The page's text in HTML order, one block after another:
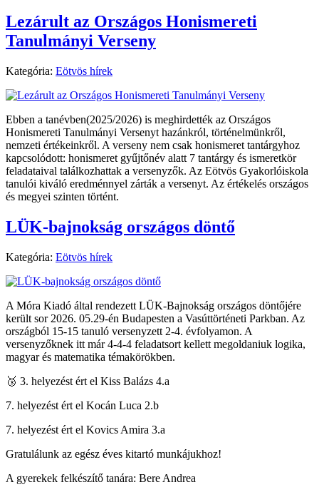
Lezárult az Országos Honismereti
Tanulmányi Verseny
Kategória: Eötvös hírek
Ebben a tanévben(2025/2026) is meghirdették az Országos
Honismereti Tanulmányi Versenyt hazánkról, történelmünkről,
nemzeti értékeinkről. A verseny nem csak honismeret tantárgyhoz
kapcsolódott: honismeret gyűjtőnév alatt 7 tantárgy és ismeretkör
feladataival találkozhattak a versenyzők. Az Eötvös Gyakorlóiskola
tanulói kiváló eredménnyel zárták a versenyt. Az értékelés országos
és megyei szinten történt.
LÜK-bajnokság országos döntő
Kategória: Eötvös hírek
A Móra Kiadó által rendezett LÜK-Bajnokság országos döntőjére
került sor 2026. 05.29-én Budapesten a Vasúttörténeti Parkban. Az
országból 15-15 tanuló versenyzett 2-4. évfolyamon. A
versenyzőknek itt már 4-4-4 feladatsort kellett megoldaniuk logika,
magyar és matematika témakörökben.
🥉 3. helyezést ért el Kiss Balázs 4.a
7. helyezést ért el Kocán Luca 2.b
7. helyezést ért el Kovics Amira 3.a
Gratulálunk az egész éves kitartó munkájukhoz!
A gyerekek felkészítő tanára: Bere Andrea